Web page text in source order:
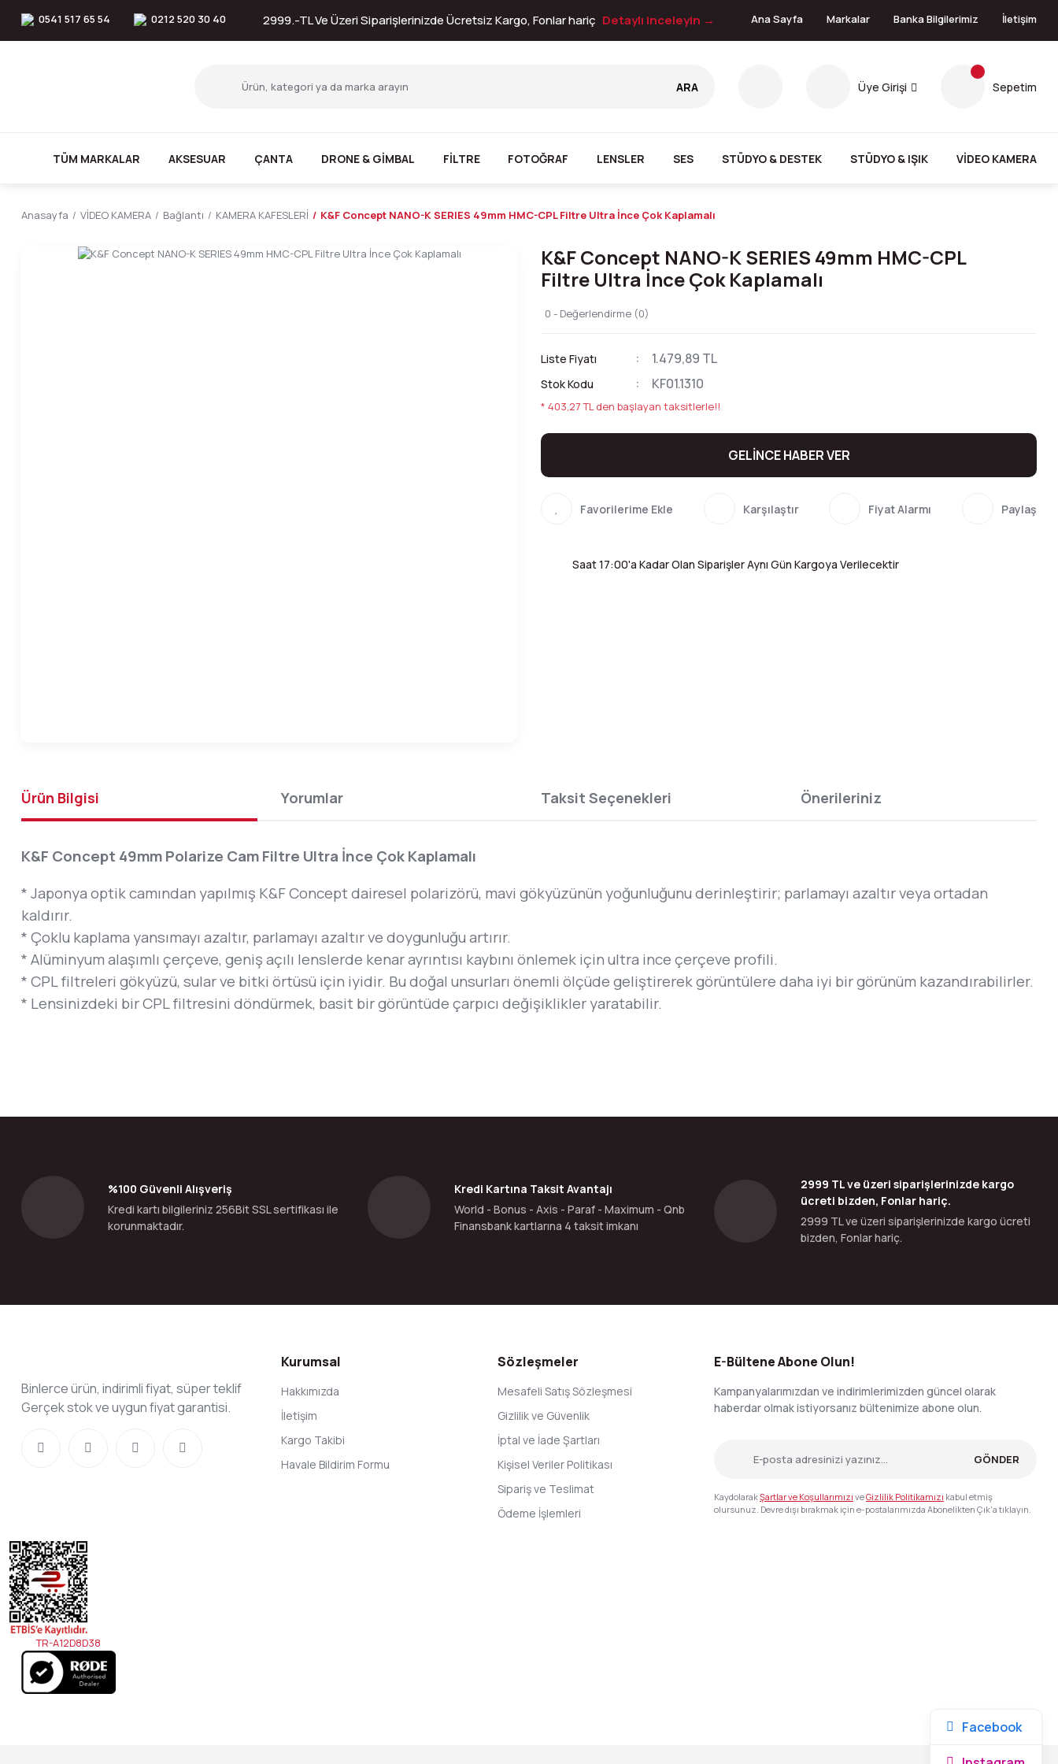
0541 517 65 54 0212 520 30 40 2999.-TL Ve Üzeri Siparişlerinizde Ücretsiz Kargo, Fonlar hariç Detaylı inceleyin → Ana Sayfa Markalar Banka Bilgilerimiz İletişim
ARA Üye Girişi Sepetim
TÜM MARKALAR AKSESUAR ÇANTA DRONE & GİMBAL FİLTRE FOTOĞRAF LENSLER SES STÜDYO & DESTEK STÜDYO & IŞIK VİDEO KAMERA
Anasayfa VİDEO KAMERA Bağlantı KAMERA KAFESLERİ K&F Concept NANO-K SERIES 49mm HMC-CPL Filtre Ultra İnce Çok Kaplamalı
K&F Concept NANO-K SERIES 49mm HMC-CPL
Filtre Ultra İnce Çok Kaplamalı
0 - Değerlendirme (0)
Liste Fiyatı 1.479,89 TL
Stok Kodu KF01.1310
* 403,27 TL den başlayan taksitlerle!!
GELİNCE HABER VER
Karşılaştır Fiyat Alarmı Paylaş
Saat 17:00'a Kadar Olan Siparişler Aynı Gün Kargoya Verilecektir
Ürün Bilgisi Yorumlar Taksit Seçenekleri Önerileriniz
K&F Concept 49mm Polarize Cam Filtre Ultra İnce Çok Kaplamalı
* Japonya optik camından yapılmış K&F Concept dairesel polarizörü, mavi gökyüzünün yoğunluğunu derinleştirir; parlamayı azaltır veya ortadan
kaldırır.
* Çoklu kaplama yansımayı azaltır, parlamayı azaltır ve doygunluğu artırır.
* Alüminyum alaşımlı çerçeve, geniş açılı lenslerde kenar ayrıntısı kaybını önlemek için ultra ince çerçeve profili.
* CPL filtreleri gökyüzü, sular ve bitki örtüsü için iyidir. Bu doğal unsurları önemli ölçüde geliştirerek görüntülere daha iyi bir görünüm kazandırabilirler.
* Lensinizdeki bir CPL filtresini döndürmek, basit bir görüntüde çarpıcı değişiklikler yaratabilir.
Ürün fiyatı diğer sitelerden daha pahalı.
Bu ürüne benzer farklı alternatifler olmalı.
%100 Güvenli Alışveriş
Kredi kartı bilgileriniz 256Bit SSL sertifikası ile
korunmaktadır.
Kredi Kartına Taksit Avantajı
World - Bonus - Axis - Paraf - Maximum - Qnb
Finansbank kartlarına 4 taksit imkanı
2999 TL ve üzeri siparişlerinizde kargo
ücreti bizden, Fonlar hariç.
2999 TL ve üzeri siparişlerinizde kargo ücreti
bizden, Fonlar hariç.
Binlerce ürün, indirimli fiyat, süper teklif
Gerçek stok ve uygun fiyat garantisi.
Kurumsal
Hakkımızda
İletişim
Kargo Takibi
Havale Bildirim Formu
Sözleşmeler
Mesafeli Satış Sözleşmesi
Gizlilik ve Güvenlik
İptal ve İade Şartları
Kişisel Veriler Politikası
Sipariş ve Teslimat
Ödeme İşlemleri
E-Bültene Abone Olun!
Kampanyalarımızdan ve indirimlerimizden güncel olarak
haberdar olmak istiyorsanız bültenimize abone olun.
GÖNDER
KaydolarakŞartlar ve Koşullarımızı veGizlilik Politikamızı kabul etmiş
olursunuz. Devre dışı bırakmak için e-postalarımızda Abonelikten Çık'a tıklayın.
TR-A12D8D38
Facebook